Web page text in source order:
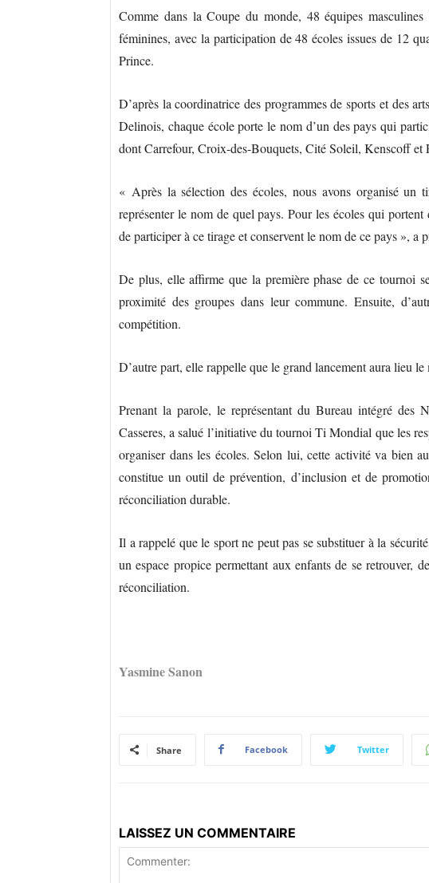
Comme dans la Coupe du monde, 48 équipes
féminines, avec la participation de 48 écoles issues de 12
Prince.
D’après la coordinatrice des programmes de sports et des
Delinois, chaque école porte le nom d’un des pays qui
dont Carrefour, Croix-des-Bouquets, Cité Soleil, Kenscoff et
« Après la sélection des écoles, nous avons organisé un
représenter le nom de quel pays. Pour les écoles qui portent
de participer à ce tirage et conservent le nom de ce pays », a
De plus, elle affirme que la première phase de ce tournoi
proximité des groupes dans leur commune. Ensuite,
compétition.
D’autre part, elle rappelle que le grand lancement aura lieu
Prenant la parole, le représentant du Bureau intégré
Casseres, a salué l’initiative du tournoi Ti Mondial que les
organiser dans les écoles. Selon lui, cette activité va bien
constitue un outil de prévention, d’inclusion et de
réconciliation durable.
Il a rappelé que le sport ne peut pas se substituer à la
un espace propice permettant aux enfants de se retrouver,
réconciliation.
Yasmine Sanon
Share Facebook Twitter
LAISSEZ UN COMMENTAIRE